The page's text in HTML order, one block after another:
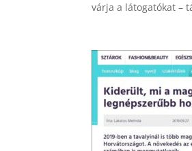
várja a látogatókat –